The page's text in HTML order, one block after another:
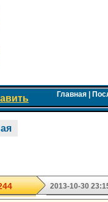
Главная
2013-10-30